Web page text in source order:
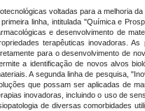
voltadas para a melhoria
primeira linha, intitulada "Química e
e desenvolvimento de
terapêuticas inovadoras.
para o desenvolvimento de
a identificação de novos alvos
A segunda linha de pesquisa,
que possam ser aplicadas de
inovadoras, incluindo o uso de
de diversas comorbidades